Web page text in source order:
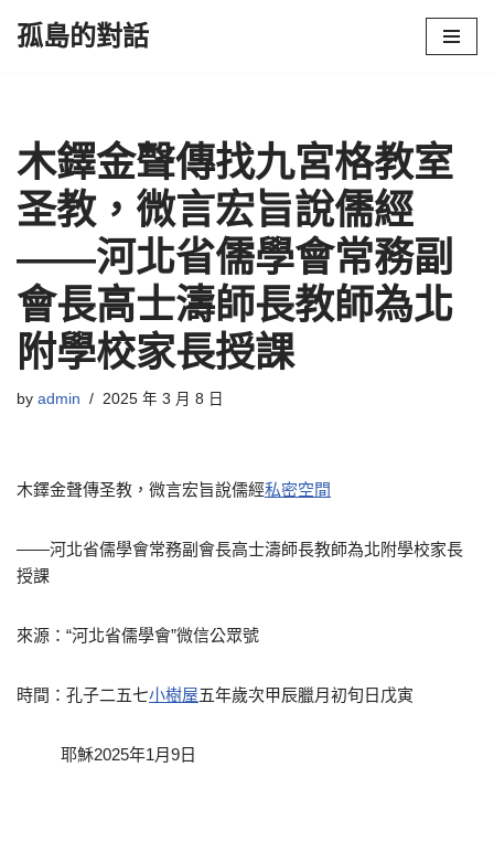
孤島的對話
木鐸金聲傳找九宮格教室
圣教，微言宏旨說儒經
——河北省儒學會常務副
會長高士濤師長教師為北
附學校家長授課
by admin 2025 年 3 月 8 日
木鐸金聲傳圣教，微言宏旨說儒經私密空間
——河北省儒學會常務副會長高士濤師長教師為北附學校家長
授課
來源：“河北省儒學會”微信公眾號
時間：孔子二五七小樹屋五年歲次甲辰臘月初旬日戊寅
耶穌2025年1月9日